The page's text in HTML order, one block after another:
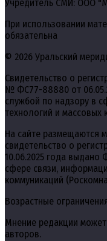
Учредитель СМИ: ООО
При использовании
обязательна
© 2026 Уральский
Свидетельство о
№ ФС77-88880 от
службой по надзору в
технологий и массовых
На сайте размещаются
свидетельство о
10.06.2025 года выдано
сфере связи,
коммуникаций
Возрастные
Мнение редакции
авторов.